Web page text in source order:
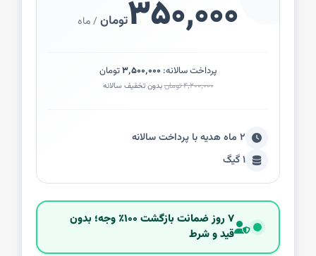
۳۵۰٬۰۰۰تومان/ ماه
پرداخت سالانه: ۳٬۵۰۰٬۰۰۰تومان
۴٬۲۰۰٬۰۰۰ تومان بدون تخفیف سالانه
۲ ماه هدیه با پرداخت سالانه
۱ گیگ
۷ روز ضمانت بازگشت ۱۰۰٪ وجه؛ بدون
قید و شرط